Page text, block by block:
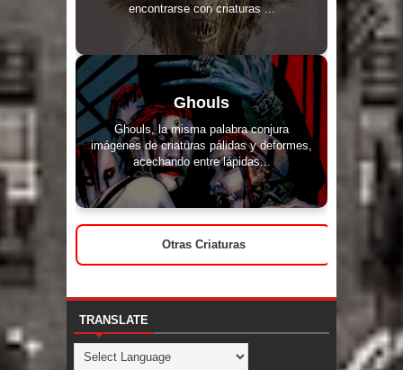
encontrarse con criaturas ...
Ghouls
Ghouls, la misma palabra conjura
imágenes de criaturas pálidas y deformes,
acechando entre lápidas...
Otras Criaturas
TRANSLATE